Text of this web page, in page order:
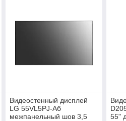
Видеостенный дисплей
LG 55VL5PJ-Aб
межпанельный шов 3,5
55"